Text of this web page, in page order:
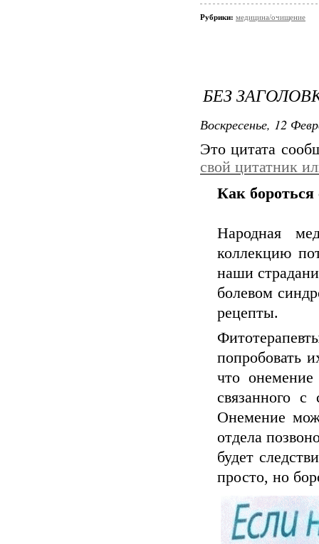
Рубрики: медицина/очищение
БЕЗ
Воскресенье, 12
Это цитата
свой цитатник
Как
Народная
коллекцию
наши
болевом
рецепты.
попробовать
что онемение
связанного с
Онемение
отдела
будет
просто, но